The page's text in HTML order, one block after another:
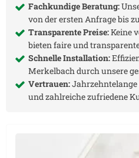
Fachkundige Beratung:
von der ersten Anfrage bis
Transparente Preise:Keine
bieten faire und
Schnelle Installation:
Merkelbachdurch unsere
Vertrauen:
und zahlreiche zufriedene